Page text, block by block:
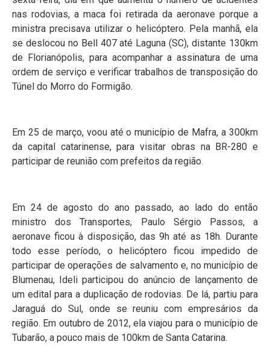
nas rodovias, a maca foi retirada da aeronave porque a
ministra precisava utilizar o helicóptero. Pela manhã, ela
se deslocou no Bell 407 até Laguna (SC), distante 130km
de Florianópolis, para acompanhar a assinatura de uma
ordem de serviço e verificar trabalhos de transposição do
Túnel do Morro do Formigão.
Em 25 de março, voou até o município de Mafra, a 300km
da capital catarinense, para visitar obras na BR-280 e
participar de reunião com prefeitos da região.
Em 24 de agosto do ano passado, ao lado do então
ministro dos Transportes, Paulo Sérgio Passos, a
aeronave ficou à disposição, das 9h até as 18h. Durante
todo esse período, o helicóptero ficou impedido de
participar de operações de salvamento e, no município de
Blumenau, Ideli participou do anúncio de lançamento de
um edital para a duplicação de rodovias. De lá, partiu para
Jaraguá do Sul, onde se reuniu com empresários da
região. Em outubro de 2012, ela viajou para o município de
Tubarão, a pouco mais de 100km de Santa Catarina.